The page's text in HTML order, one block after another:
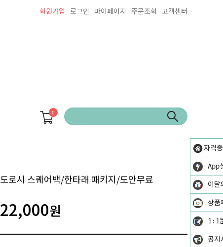
자격
App
이달
상품
1:1
공지
회원가입 로그인 마이페이지 주문조회 고객센터
0
도로시 스퀘어백/한타래 패키지/도안무료
22,000원